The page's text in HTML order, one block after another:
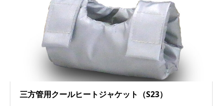
三方管用クールヒートジャケット（S23）